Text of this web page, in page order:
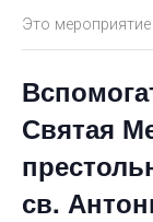
Это
Святая
св.